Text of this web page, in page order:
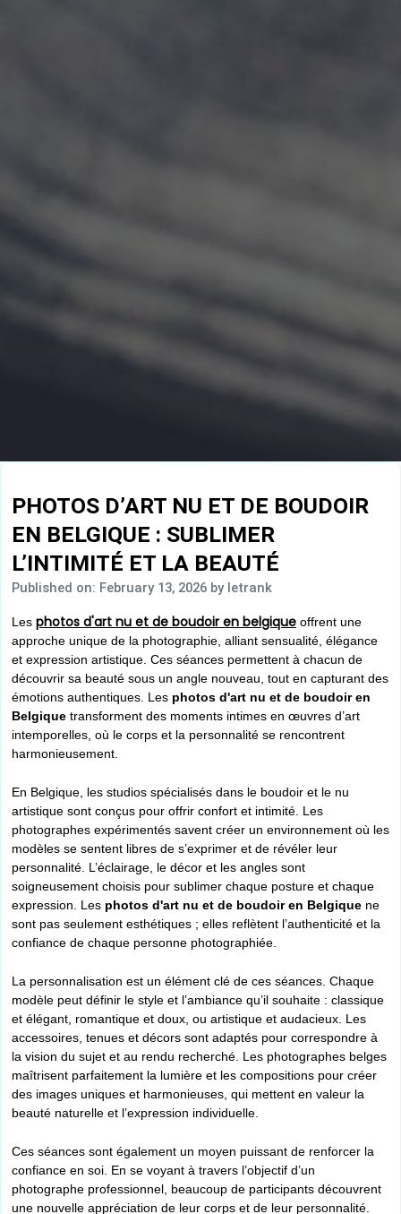
PHOTOS D’ART NU ET DE BOUDOIR
EN BELGIQUE : SUBLIMER
L’INTIMITÉ ET LA BEAUTÉ
Published on: February 13, 2026 by letrank
Les photos d'art nu et de boudoir en belgique offrent une
approche unique de la photographie, alliant sensualité, élégance
et expression artistique. Ces séances permettent à chacun de
découvrir sa beauté sous un angle nouveau, tout en capturant des
émotions authentiques. Les photos d'art nu et de boudoir en
Belgique transforment des moments intimes en œuvres d’art
intemporelles, où le corps et la personnalité se rencontrent
harmonieusement.
En Belgique, les studios spécialisés dans le boudoir et le nu
artistique sont conçus pour offrir confort et intimité. Les
photographes expérimentés savent créer un environnement où les
modèles se sentent libres de s’exprimer et de révéler leur
personnalité. L’éclairage, le décor et les angles sont
soigneusement choisis pour sublimer chaque posture et chaque
expression. Les photos d'art nu et de boudoir en Belgique ne
sont pas seulement esthétiques ; elles reflètent l’authenticité et la
confiance de chaque personne photographiée.
La personnalisation est un élément clé de ces séances. Chaque
modèle peut définir le style et l’ambiance qu’il souhaite : classique
et élégant, romantique et doux, ou artistique et audacieux. Les
accessoires, tenues et décors sont adaptés pour correspondre à
la vision du sujet et au rendu recherché. Les photographes belges
maîtrisent parfaitement la lumière et les compositions pour créer
des images uniques et harmonieuses, qui mettent en valeur la
beauté naturelle et l’expression individuelle.
Ces séances sont également un moyen puissant de renforcer la
confiance en soi. En se voyant à travers l’objectif d’un
photographe professionnel, beaucoup de participants découvrent
une nouvelle appréciation de leur corps et de leur personnalité.